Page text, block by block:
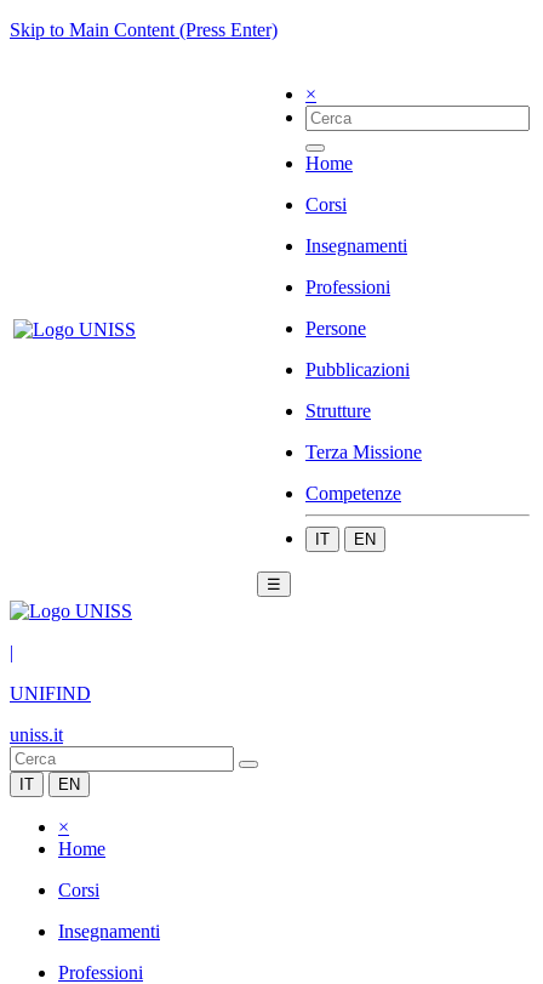
Skip to Main Content (Press Enter)
×
Home
Corsi
Insegnamenti
Professioni
Persone
Pubblicazioni
Strutture
Terza Missione
Competenze
IT EN
☰
|
UNIFIND
uniss.it
IT EN
×
Home
Corsi
Insegnamenti
Professioni